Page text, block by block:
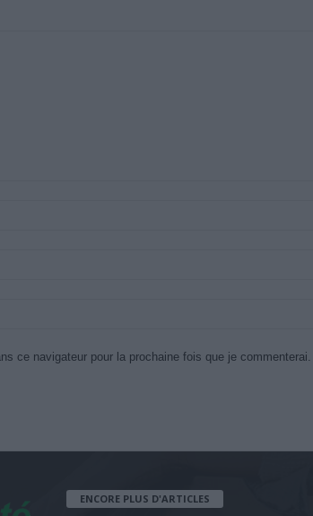
ce navigateur pour la prochaine fois que je commenterai.
ENCORE PLUS D'ARTICLES